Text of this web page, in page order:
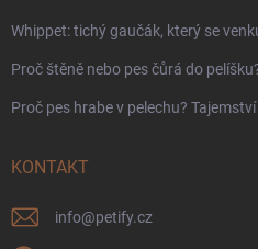
Whippet: tichý gaučák, který se
Proč štěně nebo pes čůrá do
Proč pes hrabe v pelechu?
KONTAKT
info@petify.cz